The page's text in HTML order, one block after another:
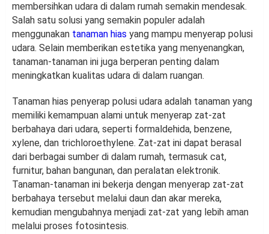
membersihkan udara di dalam rumah semakin mendesak.
Salah satu solusi yang semakin populer adalah
menggunakan tanaman hias yang mampu menyerap polusi
udara. Selain memberikan estetika yang menyenangkan,
tanaman-tanaman ini juga berperan penting dalam
meningkatkan kualitas udara di dalam ruangan.
Tanaman hias penyerap polusi udara adalah tanaman yang
memiliki kemampuan alami untuk menyerap zat-zat
berbahaya dari udara, seperti formaldehida, benzene,
xylene, dan trichloroethylene. Zat-zat ini dapat berasal
dari berbagai sumber di dalam rumah, termasuk cat,
furnitur, bahan bangunan, dan peralatan elektronik.
Tanaman-tanaman ini bekerja dengan menyerap zat-zat
berbahaya tersebut melalui daun dan akar mereka,
kemudian mengubahnya menjadi zat-zat yang lebih aman
melalui proses fotosintesis.